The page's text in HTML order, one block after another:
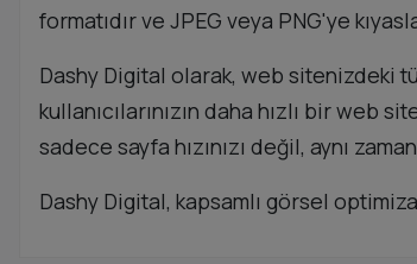
formatıdır ve JPEG veya PNG'ye
Dashy Digital olarak, web sitenizdeki
kullanıcılarınızın daha hızlı bir web
sadece sayfa hızınızı değil, aynı
Dashy Digital, kapsamlı görsel